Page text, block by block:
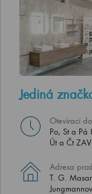
Jediná
Otevírací
Po, St a
Út a Čt
Adresa
T. G.